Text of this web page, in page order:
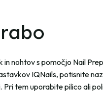
nohtov s pomočjo Nail
IQNails, potisnite
tem uporabite pilico ali